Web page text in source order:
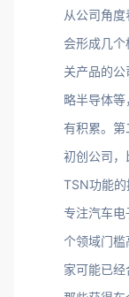
从公司角
会形成几个
关产品的
略半导体
有积累。第
初创公司
TSN功能
专注汽车
个领域门
家可能已